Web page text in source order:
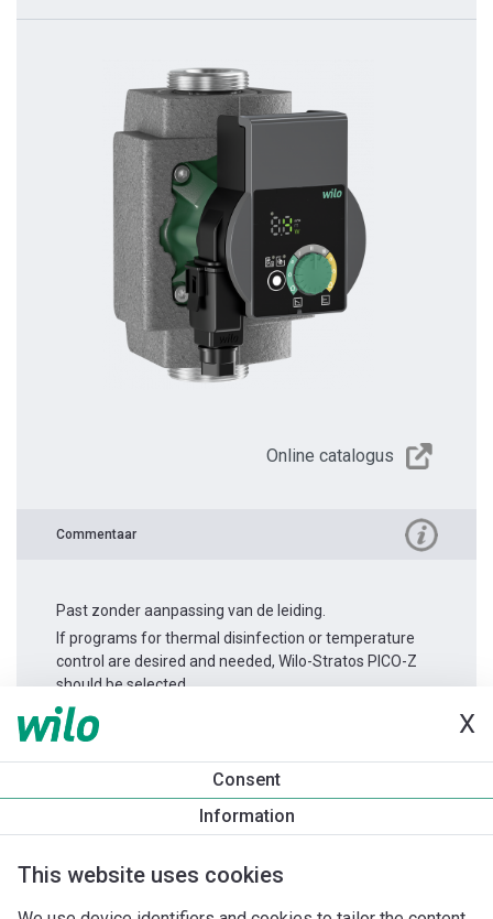
X
Consent
Information
This website uses cookies
Online catalogus
Commentaar
Past zonder aanpassing van de leiding.
If programs for thermal disinfection or temperature
control are desired and needed, Wilo-Stratos PICO-Z
should be selected.
Productinformatie
Yonos PICO-Z 25/0,5-6 -180